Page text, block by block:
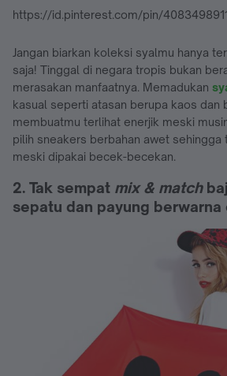
https://id.pinterest.com/pin/
Jangan biarkan koleksi syalmu hanya
saja! Tinggal di negara tropis bukan
merasakan manfaatnya. Memadukan
kasual seperti atasan berupa kaos dan
membuatmu terlihat enerjik meski
pilih sneakers berbahan awet sehingga
meski dipakai becek-becekan.
2. Tak sempat mix & match
sepatu dan payung berwarna